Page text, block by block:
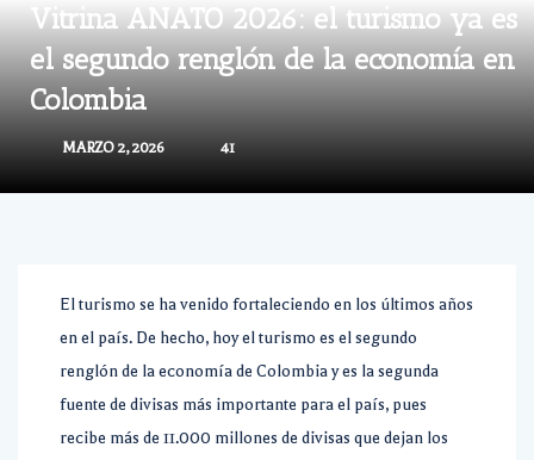
Vitrina ANATO 2026: el turismo ya es
el segundo renglón de la economía en
Colombia
MARZO 2, 2026 41
El turismo se ha venido fortaleciendo en los últimos años
en el país. De hecho, hoy el turismo es el segundo
renglón de la economía de Colombiay es la segunda
fuente de divisas más importante para el país, pues
recibe más de 11.000 millones de divisas que dejan los